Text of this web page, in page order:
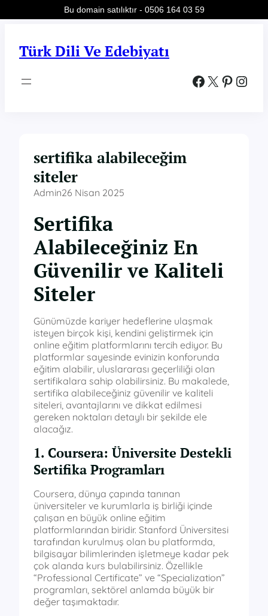
Türk Dili Ve Edebiyatı
Facebook X Pinterest Instagram
sertifika alabileceğim
siteler
Admin26 Nisan 2025
Sertifika
Alabileceğiniz En
Güvenilir ve Kaliteli
Siteler
Günümüzde kariyer hedeflerine ulaşmak
isteyen birçok kişi, kendini geliştirmek için
online eğitim platformlarını tercih ediyor. Bu
platformlar sayesinde evinizin konforunda
eğitim alabilir, uluslararası geçerliliği olan
sertifikalara sahip olabilirsiniz. Bu makalede,
sertifika alabileceğiniz güvenilir ve kaliteli
siteleri, avantajlarını ve dikkat edilmesi
gereken noktaları detaylı bir şekilde ele
alacağız.
1. Coursera: Üniversite Destekli
Sertifika Programları
Coursera, dünya çapında tanınan
üniversiteler ve kurumlarla iş birliği içinde
çalışan en büyük online eğitim
platformlarından biridir. Stanford Üniversitesi
tarafından kurulmuş olan bu platformda,
bilgisayar bilimlerinden işletmeye kadar pek
çok alanda kurs bulabilirsiniz. Özellikle
“Professional Certificate” ve “Specialization”
programları, sektörel anlamda büyük bir
değer taşımaktadır.
Bu domain satılıktır - 0506 164 03 59